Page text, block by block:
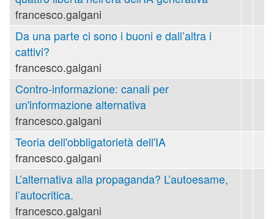
francesco.galgani
Da una parte ci sono i buoni e dall’altra i
cattivi?
francesco.galgani
Contro-informazione: canali per
un'informazione alternativa
francesco.galgani
Teoria dell'obbligatorietà dell'IA
francesco.galgani
L’alternativa alla propaganda? L’autoesame,
l’autocritica.
francesco.galgani